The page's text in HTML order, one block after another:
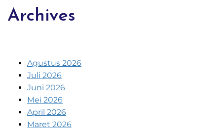
Archives
Agustus 2026
Juli 2026
Juni 2026
Mei 2026
April 2026
Maret 2026